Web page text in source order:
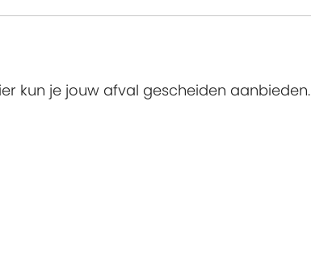
kun je jouw afval gescheiden aanbieden.